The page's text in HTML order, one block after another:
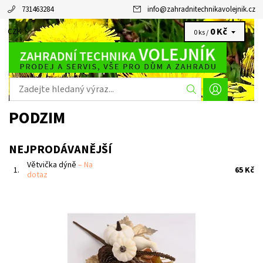
731463284 info@zahradnitechnikavolejnik.cz
CZK 0 ks / 0 Kč
PODZIM
NEJPRODÁVANĚJŠÍ
1. Větvička dýně – Na
dotaz
65 Kč
Dekorační podzimní větvička.Rozměry : výška 33 cm.Barva :
kombinace přírodní, krémová.Materiál : plast.
Na dotaz
29638